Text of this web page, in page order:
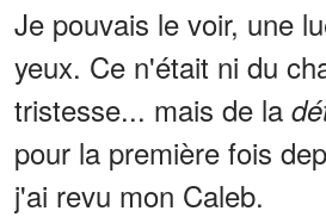
Je pouvais le voir, une
yeux. Ce n'était ni du
tristesse... mais de la
pour la première fois
j'ai revu mon Caleb.